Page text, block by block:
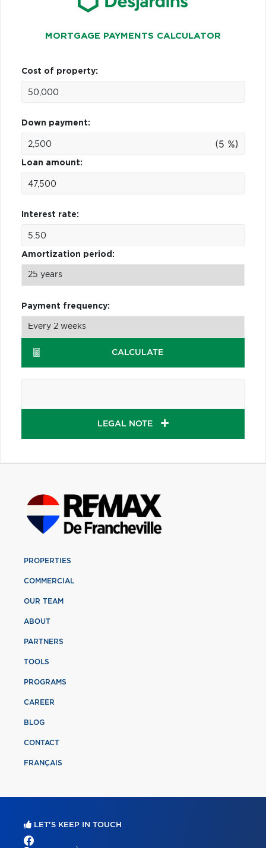
MORTGAGE PAYMENTS CALCULATOR
Cost of property:
Down payment:
(5 %)
Loan amount:
Interest rate:
Amortization period:
Payment frequency:
CALCULATE
LEGAL NOTE
PROPERTIES
COMMERCIAL
OUR TEAM
ABOUT
PARTNERS
TOOLS
PROGRAMS
CAREER
BLOG
CONTACT
FRANÇAIS
LET'S KEEP IN TOUCH